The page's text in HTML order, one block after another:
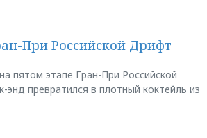
При Российской Дрифт
пятом этапе Гран-При Российской
энд превратился в плотный коктейль из